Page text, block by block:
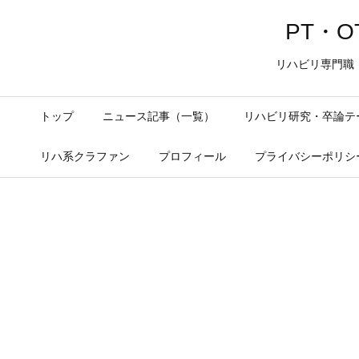
PT・
リハビリ専門職
トップ ニュース記事（一覧） リハビリ研究・卒論テ
リハ系クラファン プロフィール プライバシーポリシ